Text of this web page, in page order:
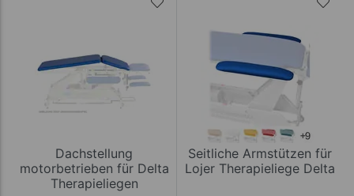
Dachstellung
motorbetrieben für Delta
Therapieliegen
Seitliche Armstützen für
Lojer Therapieliege Delta